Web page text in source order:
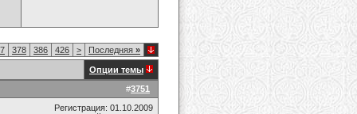
378 386 426 > Последняя »
Опции темы
#3751
Регистрация: 01.10.2009